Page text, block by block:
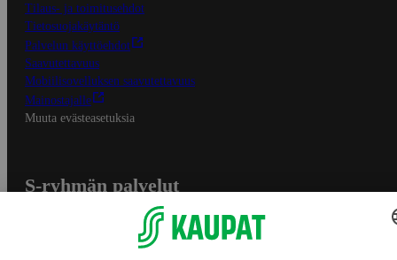
Tilaus- ja toimitusehdot
Tietosuojakäytäntö
Palvelun käyttöehdot
Saavutettavuus
Mobiilisovelluksen saavutettavuus
Mainostajalle
Muuta evästeasetuksia
S-ryhmän palvelut